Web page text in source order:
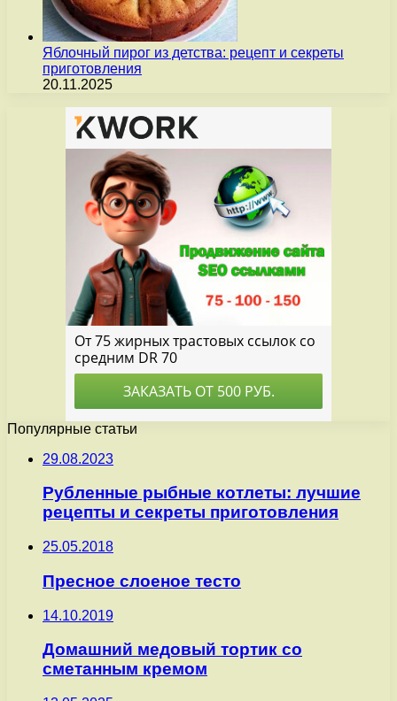
Яблочный пирог из детства: рецепт и секреты
приготовления
20.11.2025
Популярные статьи
29.08.2023
Рубленные рыбные котлеты: лучшие
рецепты и секреты приготовления
25.05.2018
Пресное слоеное тесто
14.10.2019
Домашний медовый тортик со
сметанным кремом